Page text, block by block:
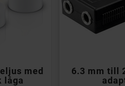
med
låga
6.3 mm till